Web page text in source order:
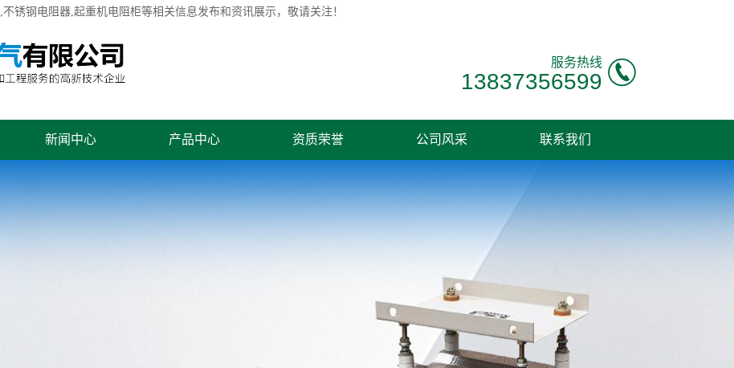
,不锈钢电阻器,起重机电阻柜等相关信息发布和资讯展示，敬请关注！
服务热线
13837356599
新闻中心 产品中心 资质荣誉 公司风采 联系我们